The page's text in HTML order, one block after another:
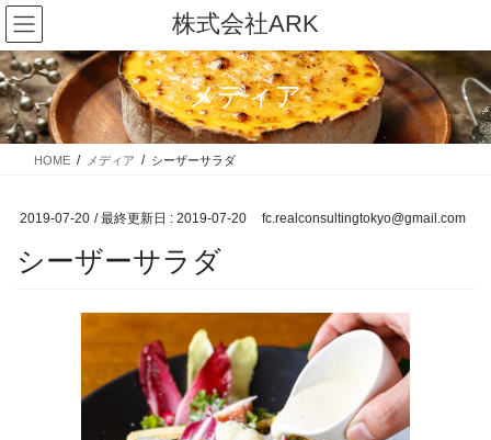
コ
ン
テ
ン
ツ
に
移
ナ
ビ
ゲ
ー
シ
ョ
ン
株式会社ARK
メディア
HOME メディア シーザーサラダ
2019-07-20 / 最終更新日 : 2019-07-20 fc.realconsultingtokyo@gmail.com
シーザーサラダ